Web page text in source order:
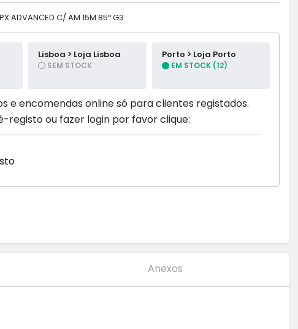
ADVANCED C/ AM 15M 85º G3
Lisboa > Loja Lisboa
SEM STOCK
Porto > Loja Porto
EM STOCK (12)
e encomendas online só para clientes registados.
registo ou fazer login por favor clique:
Anexos